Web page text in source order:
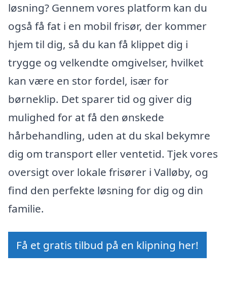
løsning? Gennem vores platform kan du
også få fat i en mobil frisør, der kommer
hjem til dig, så du kan få klippet dig i
trygge og velkendte omgivelser, hvilket
kan være en stor fordel, især for
børneklip. Det sparer tid og giver dig
mulighed for at få den ønskede
hårbehandling, uden at du skal bekymre
dig om transport eller ventetid. Tjek vores
oversigt over lokale frisører i Valløby, og
find den perfekte løsning for dig og din
familie.
Få et gratis tilbud på en klipning her!